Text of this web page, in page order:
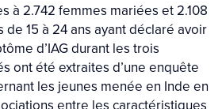
à 2.742 femmes mariées et 2.108
15 à 24 ans ayant déclaré avoir
d’IAG durant les trois
ont été extraites d’une enquête
les jeunes menée en Inde en